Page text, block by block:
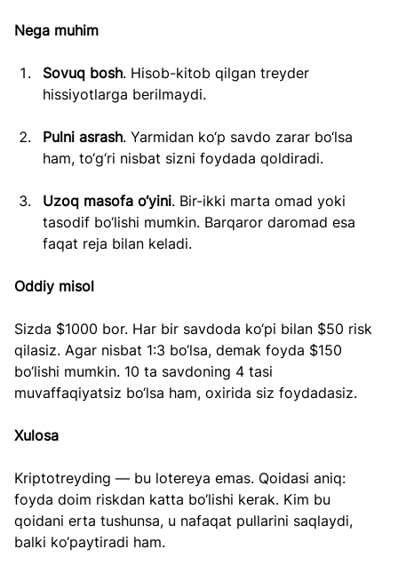
Nega muhim
Sovuq bosh. Hisob-kitob qilgan treyder
hissiyotlarga berilmaydi.
Pulni asrash. Yarmidan ko‘p savdo zarar bo‘lsa
ham, to‘g‘ri nisbat sizni foydada qoldiradi.
Uzoq masofa o‘yini. Bir-ikki marta omad yoki
tasodif bo‘lishi mumkin. Barqaror daromad esa
faqat reja bilan keladi.
Oddiy misol
Sizda $1000 bor. Har bir savdoda ko‘pi bilan $50 risk
qilasiz. Agar nisbat 1:3 bo‘lsa, demak foyda $150
bo‘lishi mumkin. 10 ta savdoning 4 tasi
muvaffaqiyatsiz bo‘lsa ham, oxirida siz foydadasiz.
Xulosa
Kriptotrey­ding — bu lotereya emas. Qoidasi aniq:
foyda doim riskdan katta bo‘lishi kerak. Kim bu
qoidani erta tushunsa, u nafaqat pullarini saqlaydi,
balki ko‘paytiradi ham.